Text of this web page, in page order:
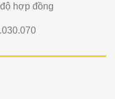
hợp đồng